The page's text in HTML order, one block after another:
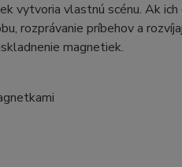
vytvoria vlastnú scénu. Ak ich
rozprávanie príbehov a
magnetiek.